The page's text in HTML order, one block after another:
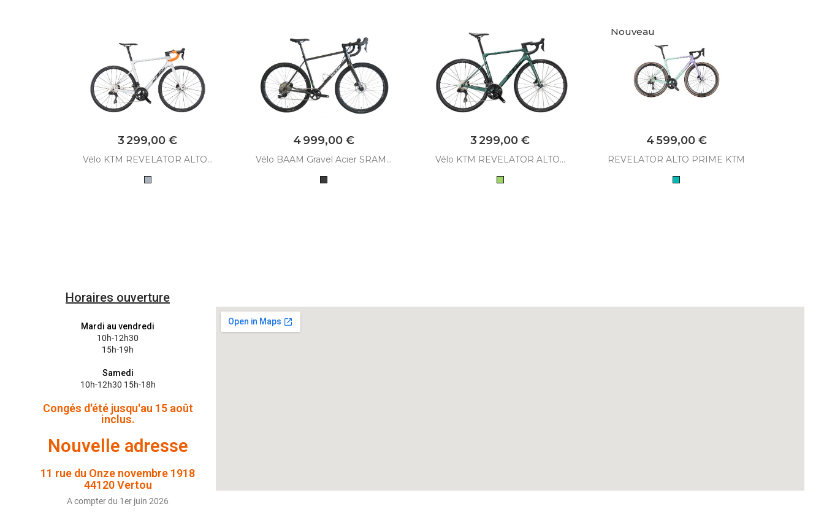
Prix
3 299,00 €
Vélo KTM REVELATOR ALTO...
Gris
Prix
4 999,00 €
Vélo BAAM Gravel Acier SRAM...
Gris
Prix
3 299,00 €
Vélo KTM REVELATOR ALTO...
Vert
Nouveau
Prix
4 599,00 €
REVELATOR ALTO PRIME KTM
Turquoise
Horaires ouverture
Mardi au vendredi
10h-12h30
15h-19h
Samedi
10h-12h30 15h-18h
Congés d'été jusqu'au 15 août
inclus.
Nouvelle adresse
11 rue du Onze novembre 1918
44120 Vertou
A compter du 1er juin 2026